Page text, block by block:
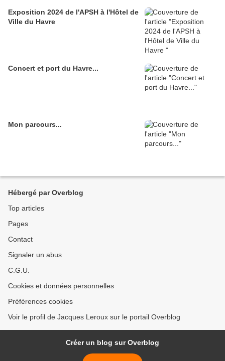
Exposition 2024 de l'APSH à l'Hôtel de
Ville du Havre
Concert et port du Havre...
Mon parcours...
Hébergé par Overblog
Top articles
Pages
Contact
Signaler un abus
C.G.U.
Cookies et données personnelles
Préférences cookies
Voir le profil de Jacques Leroux sur le portail Overblog
Créer un blog sur Overblog